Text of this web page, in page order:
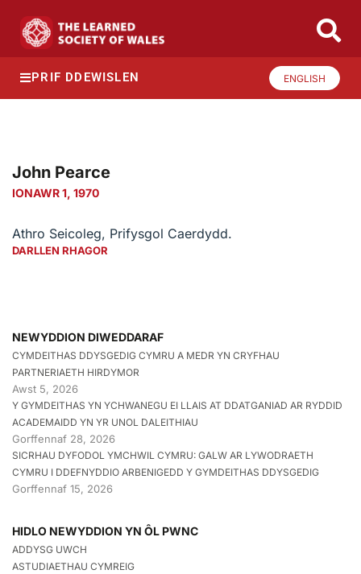
PRIF DDEWISLEN ENGLISH
John Pearce
IONAWR 1, 1970
Athro Seicoleg, Prifysgol Caerdydd.
DARLLEN RHAGOR
NEWYDDION DIWEDDARAF
CYMDEITHAS DDYSGEDIG CYMRU A MEDR YN CRYFHAU
PARTNERIAETH HIRDYMOR
Awst 5, 2026
Y GYMDEITHAS YN YCHWANEGU EI LLAIS AT DDATGANIAD AR RYDDID
ACADEMAIDD YN YR UNOL DALEITHIAU
Gorffennaf 28, 2026
SICRHAU DYFODOL YMCHWIL CYMRU: GALW AR LYWODRAETH
CYMRU I DDEFNYDDIO ARBENIGEDD Y GYMDEITHAS DDYSGEDIG
Gorffennaf 15, 2026
HIDLO NEWYDDION YN ÔL PWNC
ADDYSG UWCH
ASTUDIAETHAU CYMREIG